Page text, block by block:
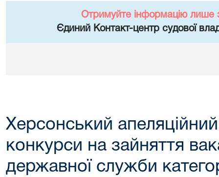
Отримуйте інформацію лише
Єдиний Контакт-центр судової
Херсонський
конкурси на зайняття
державної служби